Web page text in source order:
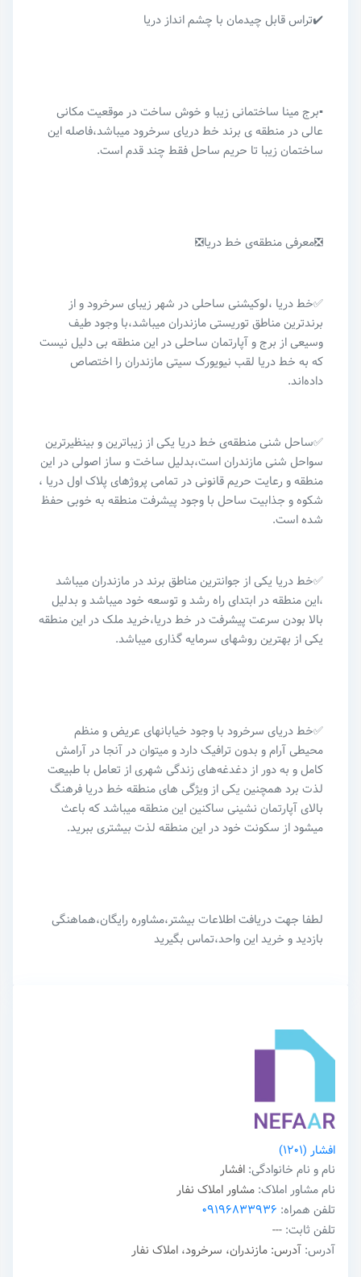
✔️تراس قابل چیدمان با چشم انداز دریا
▪️برج مینا ساختمانی زیبا و‌ خوش ساخت در موقعیت مکانی
عالی در منطقه ی برند خط دریای سرخرود میباشد،فاصله این
ساختمان زیبا تا حریم ساحل فقط چند قدم است.
❎معرفی منطقه‌ی خط دریا❎
✅خط دریا ،لوکیشنی ساحلی در شهر زیبای سرخرود و از
برندترین مناطق توریستی مازندران میباشد،با وجود طیف
وسیعی از برج و آپارتمان ساحلی در این منطقه بی دلیل نیست
که به خط دریا لقب نیویورک سیتی مازندران را اختصاص
داده‌اند‌.
✅ساحل شنی منطقه‌ی خط دریا یکی از زیباترین و‌ بینظیرترین
سواحل شنی مازندران است،بدلیل ساخت و ساز اصولی در این
منطقه و رعایت حریم قانونی در تمامی پروژهای پلاک اول دریا ،
شکوه و‌ جذابیت ساحل با وجود پیشرفت منطقه به خوبی حفظ
شده است.
✅خط دریا یکی از جوانترین مناطق برند در مازندران میباشد
،این منطقه در ابتدای راه رشد و توسعه خود میباشد و بدلیل
بالا بودن سرعت پیشرفت در خط دریا،خرید ملک در این منطقه
یکی از بهترین روشهای سرمایه گذاری میباشد.
✅خط دریای سرخرود با وجود خیابانهای عریض و منظم
محیطی آرام و بدون ترافیک دارد و میتوان در آنجا در آرامش
کامل و به دور از دغدغه‌های زندگی شهری از تعامل با طبیعت
لذت برد همچنین یکی از ویژگی های منطقه خط دریا فرهنگ
بالای آپارتمان نشینی ساکنین این منطقه میباشد که باعث
میشود از سکونت خود در این منطقه لذت بیشتری ببرید‌.
لطفا جهت دریافت اطلاعات بیشتر،مشاوره رایگان،هماهنگی
بازدید و خرید این واحد،تماس بگیرید
افشار (1201)
نام و نام خانوادگی: افشار
نام مشاور املاک: مشاور املاک نفار
تلفن همراه: 09196833936
تلفن ثابت: ---
آدرس: آدرس: مازندران، سرخرود، املاک نفار